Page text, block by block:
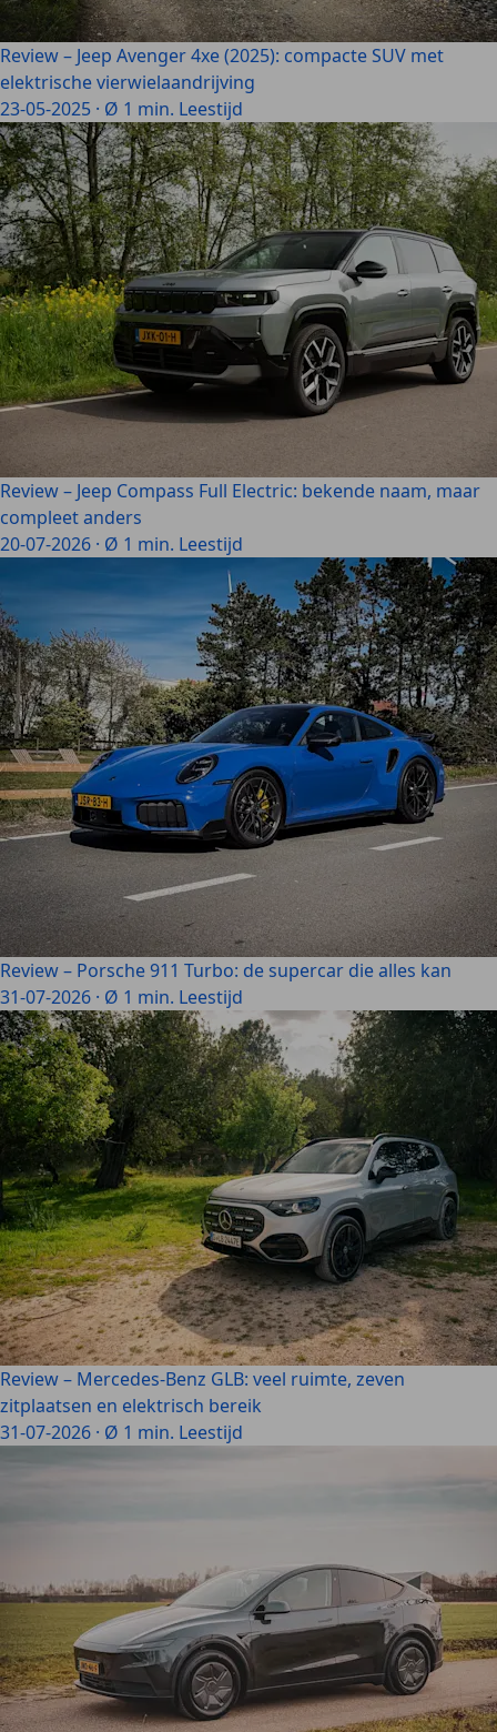
Review – Jeep Avenger 4xe (2025): compacte SUV met
elektrische vierwielaandrijving
23-05-2025 · Ø 1 min. Leestijd
Review – Jeep Compass Full Electric: bekende naam, maar
compleet anders
20-07-2026 · Ø 1 min. Leestijd
Review – Porsche 911 Turbo: de supercar die alles kan
31-07-2026 · Ø 1 min. Leestijd
Review – Mercedes-Benz GLB: veel ruimte, zeven
zitplaatsen en elektrisch bereik
31-07-2026 · Ø 1 min. Leestijd